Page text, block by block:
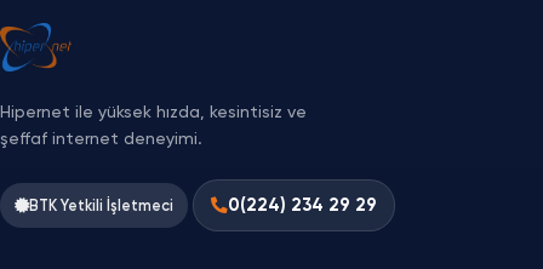
Hipernet ile yüksek hızda, kesintisiz ve
şeffaf internet deneyimi.
BTK Yetkili İşletmeci 0(224) 234 29 29